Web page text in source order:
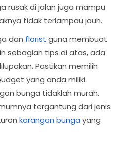
rusak di jalan juga mampu
tidak terlampau jauh.
dan florist guna membuat
sebagian tips di atas, ada
Pastikan memilih
yang anda miliki.
bunga tidaklah murah.
tergantung dari jenis
karangan bunga yang